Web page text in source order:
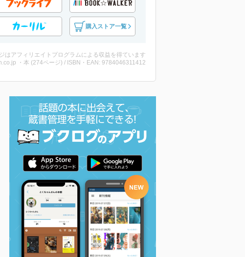
購入ストア一覧
はアフィリエイトプログラムによる収益を得ています
・本 (274ページ) / ISBN・EAN: 9784046311412